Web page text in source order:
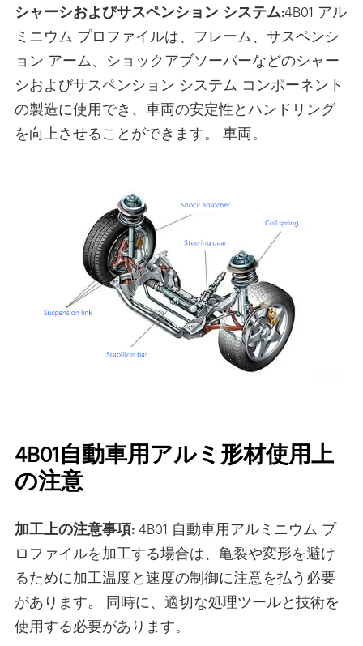
シャーシおよびサスペンション システム:4B01 アル
ミニウム プロファイルは、フレーム、サスペンシ
ョン アーム、ショックアブソーバーなどのシャー
シおよびサスペンション システム コンポーネント
の製造に使用でき、車両の安定性とハンドリング
を向上させることができます。 車両。
4B01自動車用アルミ形材使用上
の注意
加工上の注意事項:4B01 自動車用アルミニウム プ
ロファイルを加工する場合は、亀裂や変形を避け
るために加工温度と速度の制御に注意を払う必要
があります。 同時に、適切な処理ツールと技術を
使用する必要があります。